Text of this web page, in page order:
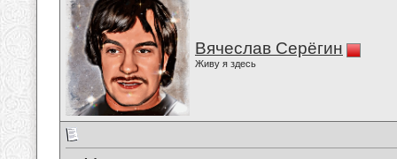
Вячеслав Серёгин
Живу я здесь